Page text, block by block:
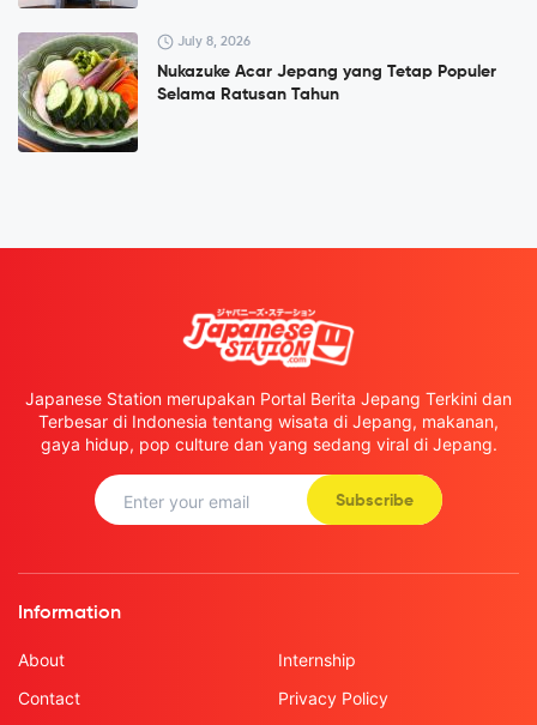
July 8, 2026
Nukazuke Acar Jepang yang Tetap Populer
Selama Ratusan Tahun
Japanese Station merupakan Portal Berita Jepang Terkini dan
Terbesar di Indonesia tentang wisata di Jepang, makanan,
gaya hidup, pop culture dan yang sedang viral di Jepang.
Subscribe
Information
About
Contact
Internship
Privacy Policy